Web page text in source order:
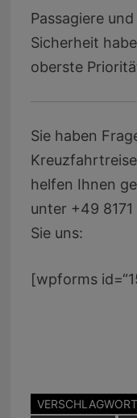
Passagiere
Sicherheit
oberste
Sie haben
helfen Ihnen
unter +49
Sie uns:
[wpforms